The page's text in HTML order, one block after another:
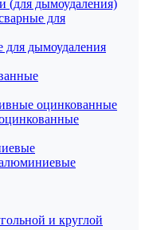
(для дымоудаления)
для
для дымоудаления
оцинкованные
и круглой